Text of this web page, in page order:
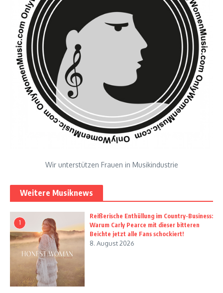
Wir unterstützen Frauen in Musikindustrie
Weitere Musiknews
1
Reißerische Enthüllung im Country-Business:
Warum Carly Pearce mit dieser bitteren
Beichte jetzt alle Fans schockiert!
8. August 2026